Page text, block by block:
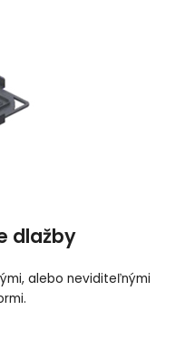
dlažby
alebo neviditeľnými